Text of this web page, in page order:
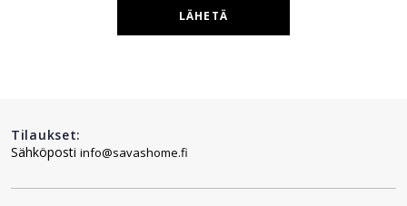
LÄHETÄ
Tilaukset:
Sähköposti info@savashome.fi